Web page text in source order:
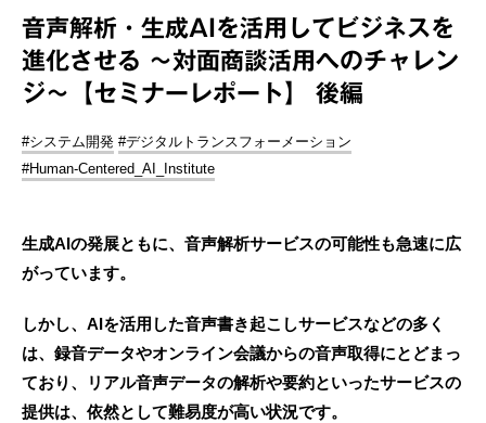
音声解析・生成AIを活用してビジネスを
進化させる ～対面商談活用へのチャレン
ジ～【セミナーレポート】 後編
#システム開発 #デジタルトランスフォーメーション
#Human-Centered_AI_Institute
生成AIの発展ともに、音声解析サービスの可能性も急速に広
がっています。
しかし、AIを活用した音声書き起こしサービスなどの多く
は、録音データやオンライン会議からの音声取得にとどまっ
ており、リアル音声データの解析や要約といったサービスの
提供は、依然として難易度が高い状況です。